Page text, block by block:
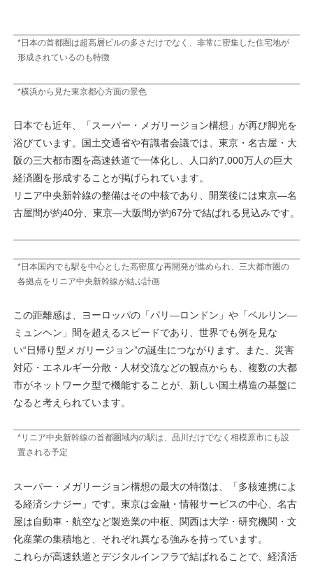
*日本の首都圏は超高層ビルの多さだけでなく、非常に密集した住宅地が
形成されているのも特徴
*横浜から見た東京都心方面の景色
日本でも近年、「スーパー・メガリージョン構想」が再び脚光を
浴びています。国土交通省や有識者会議では、東京・名古屋・大
阪の三大都市圏を高速鉄道で一体化し、人口約7,000万人の巨大
経済圏を形成することが掲げられています。
リニア中央新幹線の整備はその中核であり、開業後には東京―名
古屋間が約40分、東京―大阪間が約67分で結ばれる見込みです。
*日本国内でも駅を中心とした高密度な再開発が進められ、三大都市圏の
各拠点をリニア中央新幹線が結ぶ計画
この距離感は、ヨーロッパの「パリ―ロンドン」や「ベルリン―
ミュンヘン」間を超えるスピードであり、世界でも例を見な
い“日帰り型メガリージョン”の誕生につながります。また、災害
対応・エネルギー分散・人材交流などの観点からも、複数の大都
市がネットワーク型で機能することが、新しい国土構造の基盤に
なると考えられています。
*リニア中央新幹線の首都圏域内の駅は、品川だけでなく相模原市にも設
置される予定
スーパー・メガリージョン構想の最大の特徴は、「多核連携によ
る経済シナジー」です。東京は金融・情報サービスの中心、名古
屋は自動車・航空など製造業の中枢、関西は大学・研究機関・文
化産業の集積地と、それぞれ異なる強みを持っています。
これらが高速鉄道とデジタルインフラで結ばれることで、経済活